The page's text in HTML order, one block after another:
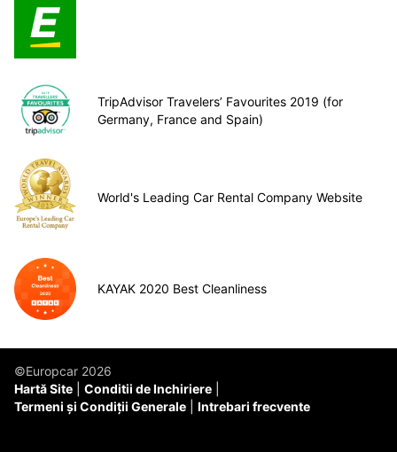
TripAdvisor Travelers’ Favourites 2019 (for
Germany, France and Spain)
World's Leading Car Rental Company Website
KAYAK 2020 Best Cleanliness
©Europcar 2026
Hartă Site
Conditii de Inchiriere
Termeni și Condiții Generale
Intrebari frecvente